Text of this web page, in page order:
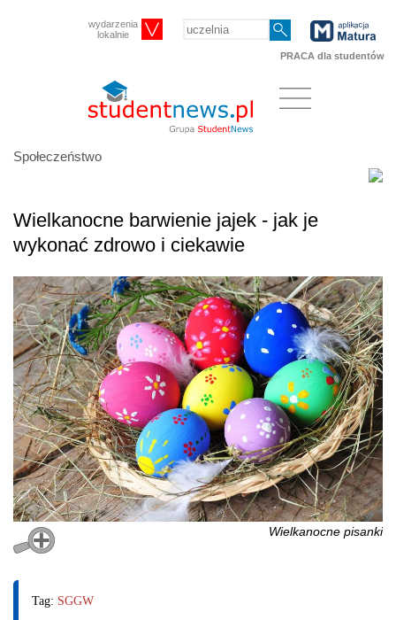
wydarzenia
lokalnie
PRACA dla studentów
Społeczeństwo
Wielkanocne barwienie jajek - jak je
wykonać zdrowo i ciekawie
Wielkanocne pisanki
Tag: SGGW